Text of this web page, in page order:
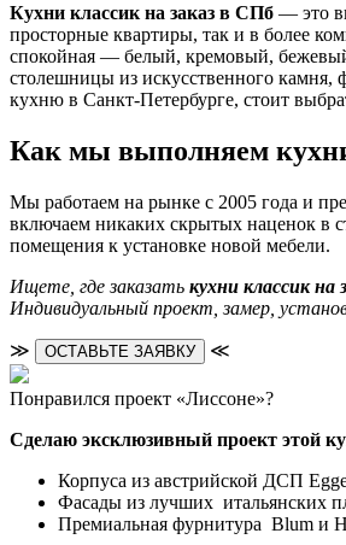
Кухни классик на заказ в СПб — это
просторные квартиры, так и в более
спокойная — белый, кремовый,
столешницы из искусственного камня,
кухню в Санкт-Петербурге, стоит
Как мы выполняем
Мы работаем на рынке с 2005 года и
включаем никаких скрытых наценок в
помещения к установке новой мебели.
Ищете, где заказать кухни классик на
Индивидуальный проект, замер,
≫ ОСТАВЬТЕ ЗАЯВКУ ≪
Понравился проект «Лиссоне»?
Сделаю эксклюзивный проект этой
Корпуса из австрийской ДСП
Фасады из лучших итальянских
Премиальная фурнитура Blum и